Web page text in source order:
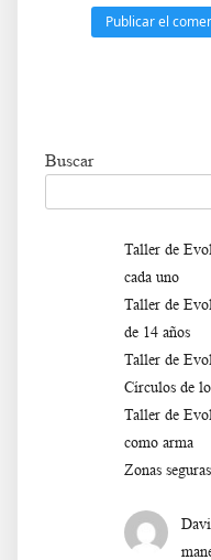
Buscar
Taller de
cada uno
Taller de
de 14 años
Taller de
Círculos de
Taller de
como arma
Zonas seguras